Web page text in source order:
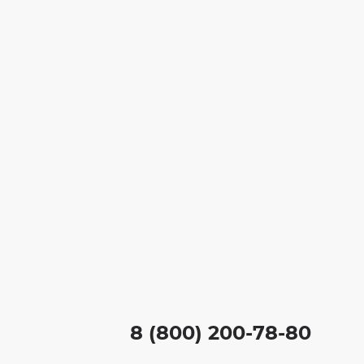
8 (800) 200-78-80